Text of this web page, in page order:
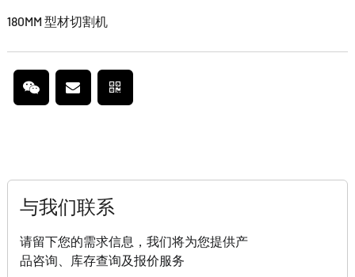
180MM 型材切割机
与我们联系
请留下您的需求信息，我们将为您提供产
品咨询、库存查询及报价服务